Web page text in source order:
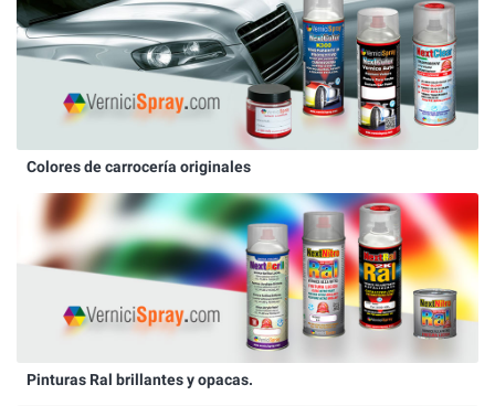
Colores de carrocería originales
Pinturas Ral brillantes y opacas.